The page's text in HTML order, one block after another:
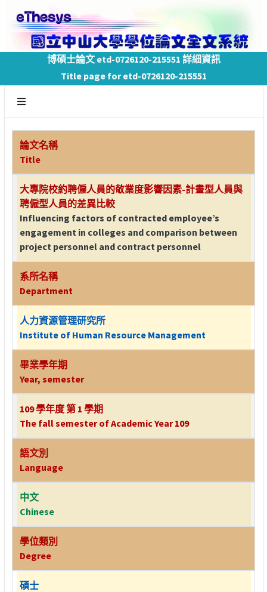
博碩士論文 etd-0726120-215551 詳細資訊
Title page for etd-0726120-215551
論文名稱
Title
大專院校約聘僱人員的敬業度影響因素-計畫型人員與
聘僱型人員的差異比較
Influencing factors of contracted employee’s
engagement in colleges and comparison between
project personnel and contract personnel
系所名稱
Department
人力資源管理研究所
Institute of Human Resource Management
畢業學年期
Year, semester
109 學年度 第 1 學期
The fall semester of Academic Year 109
語文別
Language
中文
Chinese
學位類別
Degree
碩士